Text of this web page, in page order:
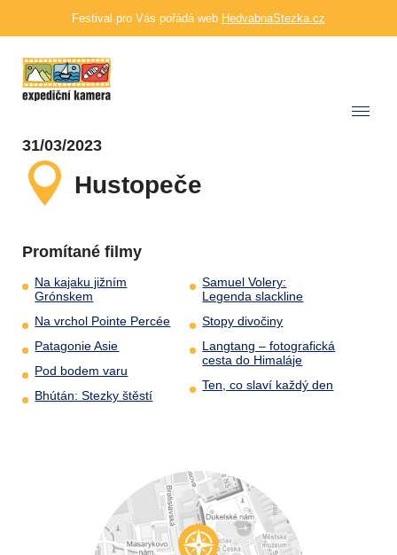
Festival pro Vás pořádá web HedvabnaStezka.cz
31/03/2023
Hustopeče
Promítané filmy
Na kajaku jižním
Grónskem
Na vrchol Pointe Percée
Patagonie Asie
Pod bodem varu
Bhútán: Stezky štěstí
Samuel Volery:
Legenda slackline
Stopy divočiny
Langtang – fotografická
cesta do Himaláje
Ten, co slaví každý den